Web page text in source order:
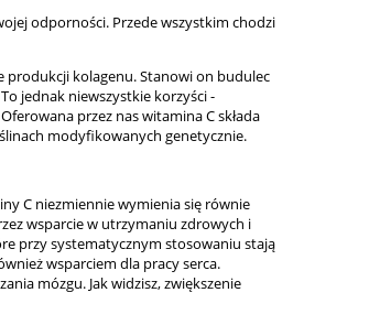
odporności. Przede wszystkim chodzi
produkcji kolagenu. Stanowi on budulec
jednak niewszystkie korzyści -
przez nas witamina C składa
modyfikowanych genetycznie.
C niezmiennie wymienia się równie
wsparcie w utrzymaniu zdrowych i
przy systematycznym stosowaniu stają
wsparciem dla pracy serca.
mózgu. Jak widzisz, zwiększenie